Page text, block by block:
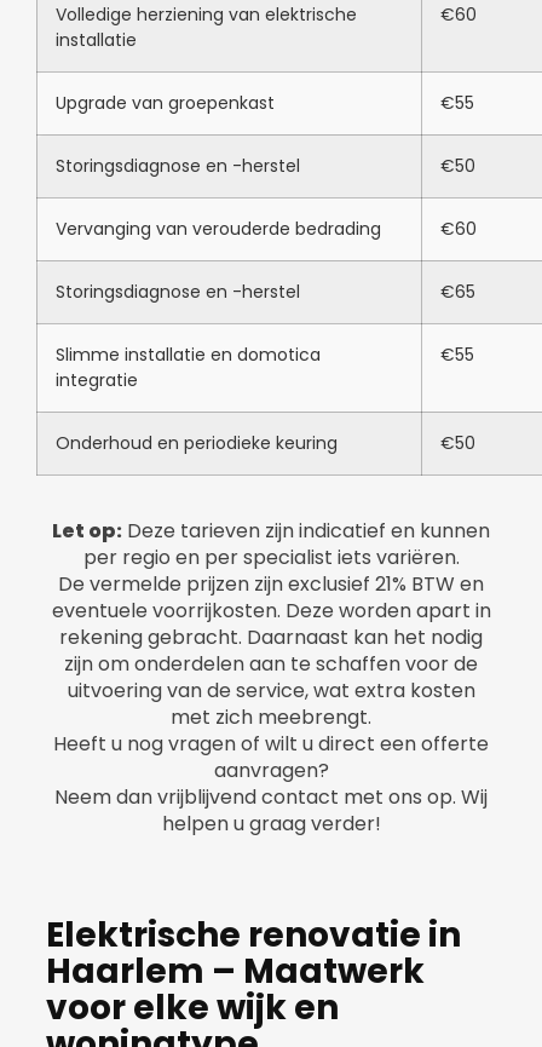
Volledige herziening van elektrische
installatie
€60
Upgrade van groepenkast €55
Storingsdiagnose en -herstel €50
Vervanging van verouderde bedrading €60
Storingsdiagnose en -herstel €65
Slimme installatie en domotica
integratie
€55
Onderhoud en periodieke keuring €50
Let op: Deze tarieven zijn indicatief en kunnen
per regio en per specialist iets variëren.
De vermelde prijzen zijn exclusief 21% BTW en
eventuele voorrijkosten. Deze worden apart in
rekening gebracht. Daarnaast kan het nodig
zijn om onderdelen aan te schaffen voor de
uitvoering van de service, wat extra kosten
met zich meebrengt.
Heeft u nog vragen of wilt u direct een offerte
aanvragen?
Neem dan vrijblijvend contact met ons op. Wij
helpen u graag verder!
Elektrische renovatie in
Haarlem – Maatwerk
voor elke wijk en